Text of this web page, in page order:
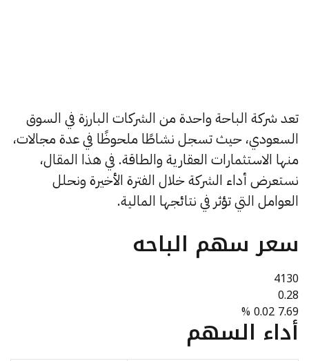
تعد شركة الباحة واحدة من الشركات البارزة في السوق
السعودي، حيث تسجل نشاطًا ملحوظًا في عدة مجالات،
منها الاستثمارات العقارية والطاقة. في هذا المقال،
نستعرض أداء الشركة خلال الفترة الأخيرة ونحلل
العوامل التي تؤثر في نتائجها المالية.
سعر سهم الباحه
4130
0.28
0.02 7.69 %
أداء السهم